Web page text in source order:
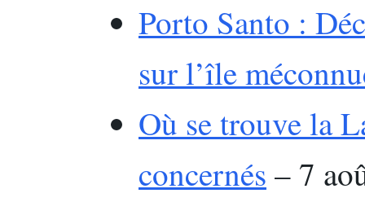
Porto Santo :
sur l’île
Où se trouve la
concernés – 7